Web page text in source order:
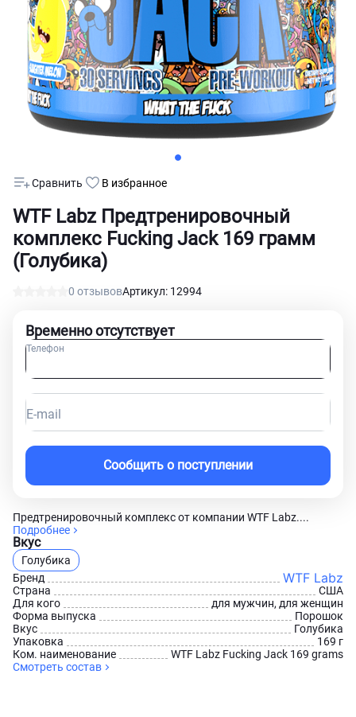
WTF Labz Предтренировочный
комплекс Fucking Jack 169 грамм
(Голубика)
0 отзывовАртикул: 12994
Сравнить В избранное
Предтренировочный комплекс от компании WTF Labz....
Подробнее
Вкус
Голубика
Бренд
WTF Labz
Страна
США
Для кого
для мужчин, для женщин
Форма выпуска
Порошок
Вкус
Голубика
Упаковка
169 г
Ком. наименование
WTF Labz Fucking Jack 169 grams
Смотреть состав
Временно отсутствует
Телефон
E-mail
Сообщить о поступлении